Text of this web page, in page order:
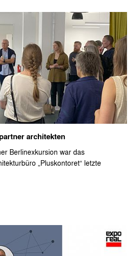
Weihnachtszeit!
architekten
Berlinexkursion war das
„Pluskontoret“ letzte
architekten.
Beispielen in Berlin war für
lehrreich… und hat viel Spaß